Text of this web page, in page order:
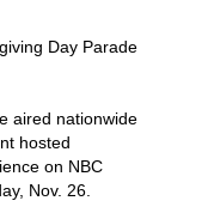
Day Parade
aired nationwide
hosted
on NBC
Nov. 26.